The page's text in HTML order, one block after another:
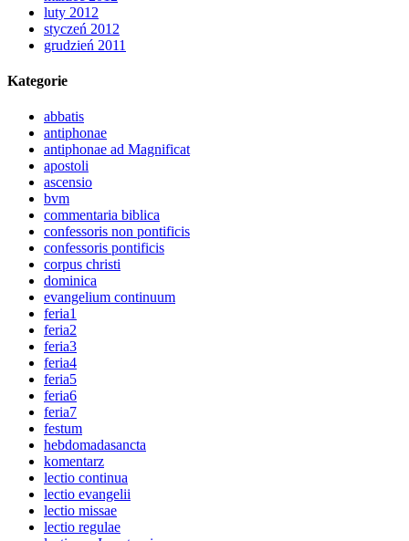
luty 2012
styczeń 2012
grudzień 2011
Kategorie
abbatis
antiphonae
antiphonae ad Magnificat
apostoli
ascensio
bvm
commentaria biblica
confessoris non pontificis
confessoris pontificis
corpus christi
dominica
evangelium continuum
feria1
feria2
feria3
feria4
feria5
feria6
feria7
festum
hebdomadasancta
komentarz
lectio continua
lectio evangelii
lectio missae
lectio regulae